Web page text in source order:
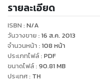
สนใจ อีกทั้งยังเป็น
ของโน้ตบุ๊ก พรินเตอร์ โปรเ
ตัดสินใจอีกด้วย
รายละเอียด
ISBN : N/A
วันวางขาย : 16 ส.ค. 2013
จำนวนหน้า : 108 หน้า
ประเภทไฟล์: PDF
ขนาดไฟล์: 90.81 MB
ประเทศ: TH